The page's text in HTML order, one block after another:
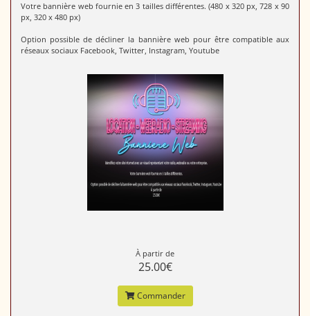
Votre bannière web fournie en 3 tailles différentes. (480 x 320 px, 728 x 90
px, 320 x 480 px)
Option possible de décliner la bannière web pour être compatible aux
réseaux sociaux Facebook, Twitter, Instagram, Youtube
À partir de
25.00€
Commander